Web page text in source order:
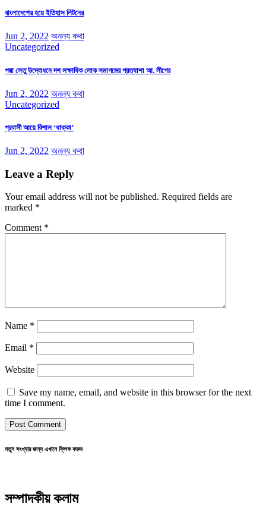
বাংলাদেশের হয়ে ইতিহাস লিটনের
Jun 2, 2022 অনন্য কথা
Uncategorized
পদ্মা সেতু উদ্বোধনে দশ লক্ষাধিক লোক সমাগমের প্রত্যাশা আ. লীগের
Jun 2, 2022 অনন্য কথা
Uncategorized
প্রবাসী আয়ে বিশাল ‘ধাক্কা’
Jun 2, 2022 অনন্য কথা
Leave a Reply
Your email address will not be published. Required fields are
marked *
Comment *
Name *
Email *
Website
Save my name, email, and website in this browser for the next
time I comment.
নতুন সংখ্যার জন্য এখানে ক্লিক করুন
সম্পাদকীয় কলাম